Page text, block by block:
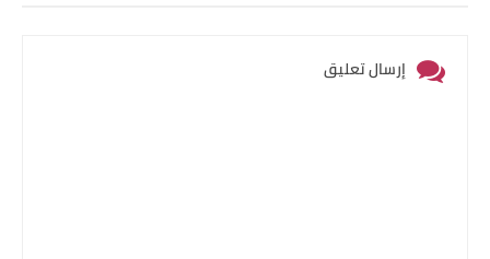
إرسال تعليق